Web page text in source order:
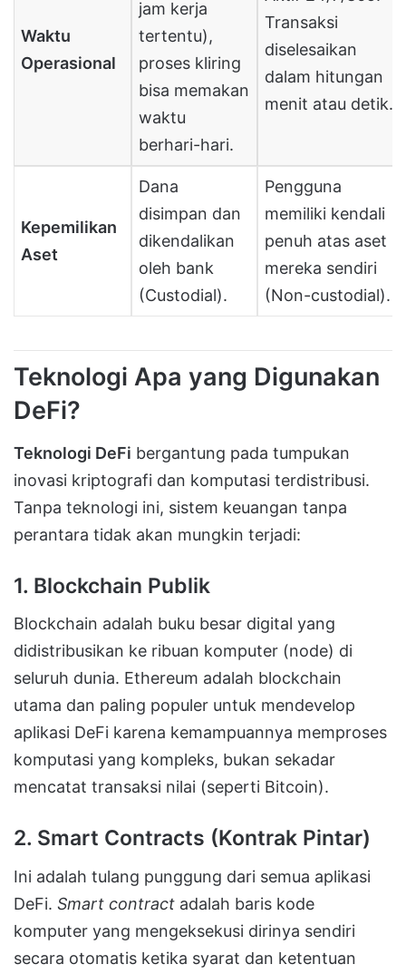
Waktu
Operasional
jam kerja
tertentu),
proses kliring
bisa memakan
waktu
berhari-hari.
Transaksi
diselesaikan
dalam hitungan
menit atau detik.
Kepemilikan
Aset
Dana
disimpan dan
dikendalikan
oleh bank
(Custodial).
Pengguna
memiliki kendali
penuh atas aset
mereka sendiri
(Non-custodial).
Teknologi Apa yang Digunakan
DeFi?
Teknologi DeFi bergantung pada tumpukan
inovasi kriptografi dan komputasi terdistribusi.
Tanpa teknologi ini, sistem keuangan tanpa
perantara tidak akan mungkin terjadi:
1. Blockchain Publik
Blockchain adalah buku besar digital yang
didistribusikan ke ribuan komputer (node) di
seluruh dunia. Ethereum adalah blockchain
utama dan paling populer untuk mendevelop
aplikasi DeFi karena kemampuannya memproses
komputasi yang kompleks, bukan sekadar
mencatat transaksi nilai (seperti Bitcoin).
2. Smart Contracts (Kontrak Pintar)
Ini adalah tulang punggung dari semua aplikasi
DeFi. Smart contract adalah baris kode
komputer yang mengeksekusi dirinya sendiri
secara otomatis ketika syarat dan ketentuan